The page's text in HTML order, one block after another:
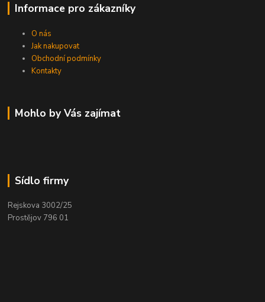
Informace pro zákazníky
O nás
Jak nakupovat
Obchodní podmínky
Kontakty
Mohlo by Vás zajímat
Sídlo firmy
Rejskova 3002/25
Prostějov 796 01